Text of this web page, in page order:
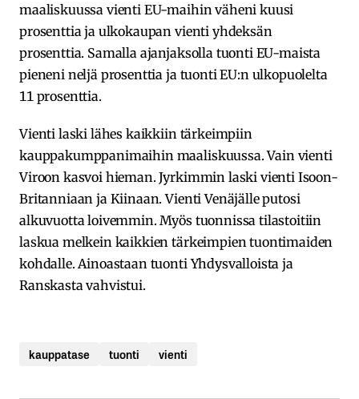
maaliskuussa vienti EU-maihin väheni kuusi
prosenttia ja ulkokaupan vienti yhdeksän
prosenttia. Samalla ajanjaksolla tuonti EU-maista
pieneni neljä prosenttia ja tuonti EU:n ulkopuolelta
11 prosenttia.
Vienti laski lähes kaikkiin tärkeimpiin
kauppakumppanimaihin maaliskuussa. Vain vienti
Viroon kasvoi hieman. Jyrkimmin laski vienti Isoon-
Britanniaan ja Kiinaan. Vienti Venäjälle putosi
alkuvuotta loivemmin. Myös tuonnissa tilastoitiin
laskua melkein kaikkien tärkeimpien tuontimaiden
kohdalle. Ainoastaan tuonti Yhdysvalloista ja
Ranskasta vahvistui.
kauppatase tuonti vienti